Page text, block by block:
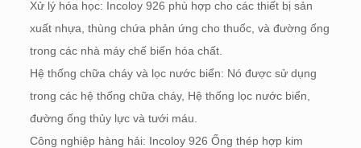
Xử lý hóa học: Incoloy 926 phù hợp cho các thiết bị sản
xuất nhựa, thùng chứa phản ứng cho thuốc, và đường ống
trong các nhà máy chế biến hóa chất.
Hệ thống chữa cháy và lọc nước biển: Nó được sử dụng
trong các hệ thống chữa cháy, Hệ thống lọc nước biển,
đường ống thủy lực và tưới máu.
Công nghiệp hàng hải: Incoloy 926 Ống thép hợp kim